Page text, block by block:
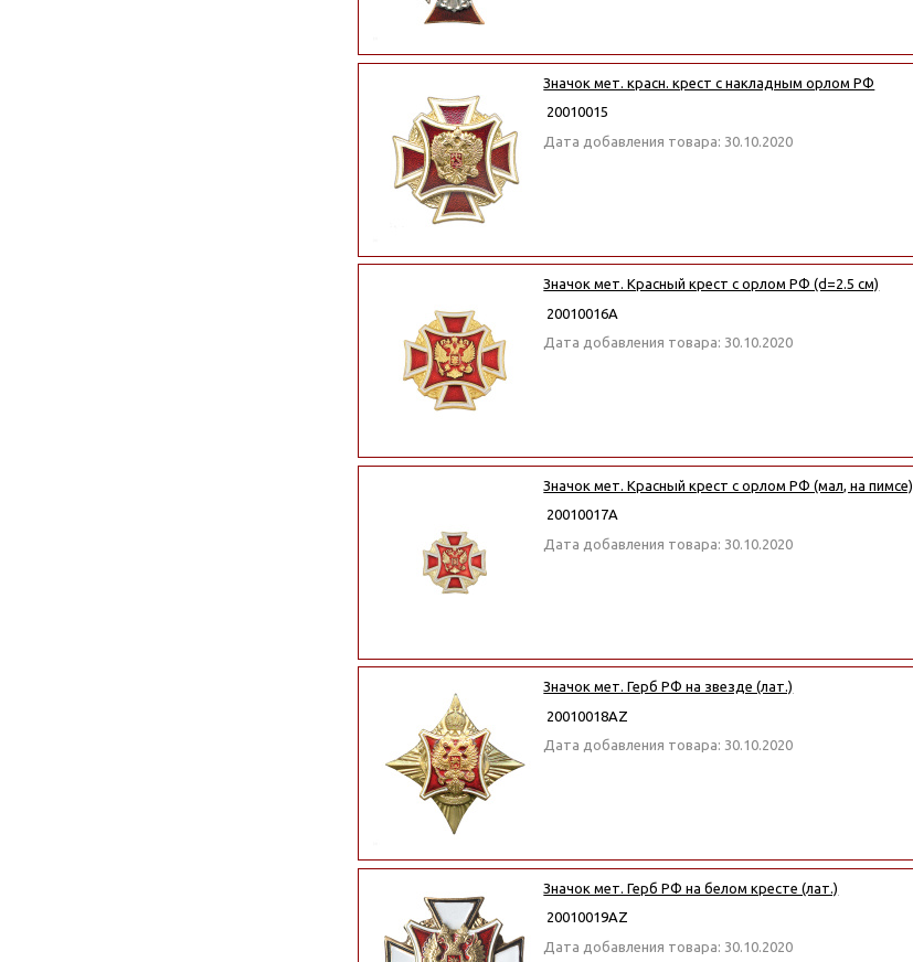
Значок мет. красн. крест с накладным орлом РФ
20010015
Дата добавления товара: 30.10.2020
Значок мет. Красный крест с орлом РФ (d=2.5 см)
20010016А
Дата добавления товара: 30.10.2020
Значок мет. Красный крест с орлом РФ (мал, на пимсе)
20010017А
Дата добавления товара: 30.10.2020
Значок мет. Герб РФ на звезде (лат.)
20010018АZ
Дата добавления товара: 30.10.2020
Значок мет. Герб РФ на белом кресте (лат.)
20010019АZ
Дата добавления товара: 30.10.2020